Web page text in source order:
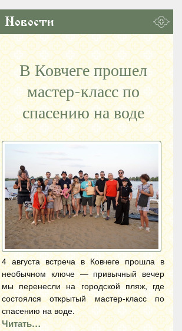
Новости
В Ковчеге прошел
мастер-класс по
спасению на воде
4 августа встреча в Ковчеге прошла в
необычном ключе — привычный вечер
мы перенесли на городской пляж, где
состоялся открытый мастер-класс по
спасению на воде.
Читать…